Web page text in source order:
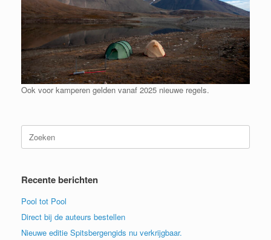
Ook voor kamperen gelden vanaf 2025 nieuwe regels.
Zoeken
naar:
Recente berichten
Pool tot Pool
Direct bij de auteurs bestellen
Nieuwe editie Spitsbergengids nu verkrijgbaar.